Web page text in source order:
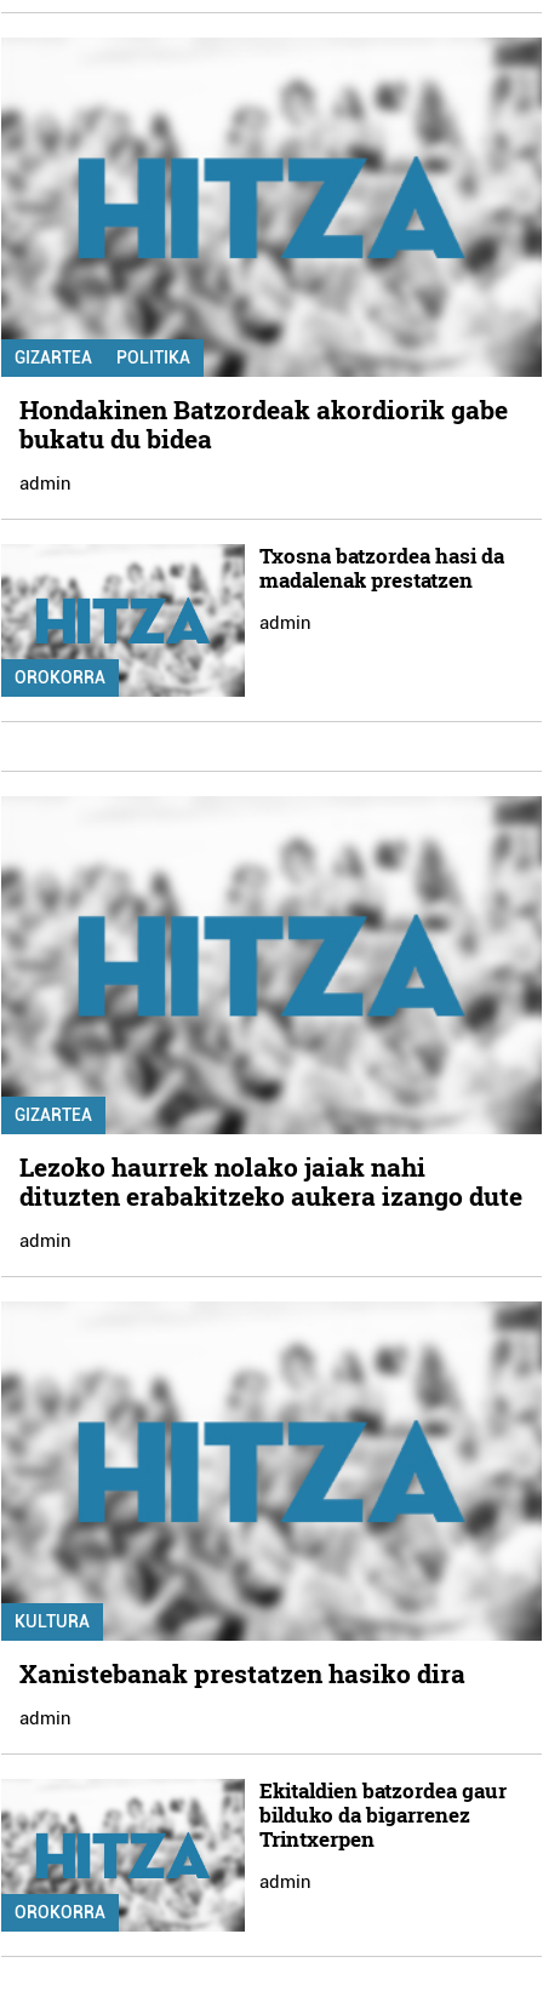
GIZARTEA POLITIKA
Hondakinen Batzordeak akordiorik gabe
bukatu du bidea
admin
OROKORRA
Txosna batzordea hasi da
madalenak prestatzen
admin
GIZARTEA
Lezoko haurrek nolako jaiak nahi
dituzten erabakitzeko aukera izango dute
admin
KULTURA
Xanistebanak prestatzen hasiko dira
admin
OROKORRA
Ekitaldien batzordea gaur
bilduko da bigarrenez
Trintxerpen
admin